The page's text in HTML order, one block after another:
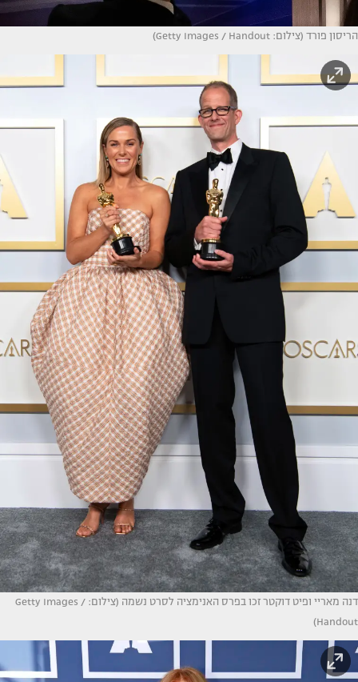
הריסון פורד (צילום: Getty Images / Handout)
דנה מאריי ופיט דוקטר זכו בפרס האנימציה לסרט נשמה (צילום: Getty Images /
Handout)